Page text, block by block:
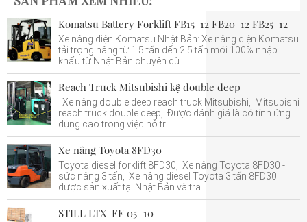
Komatsu Battery Forklift FB15-12 FB20-12 FB25-12
Xe nâng điện Komatsu Nhật Bản: Xe nâng điện Komatsu
tải trọng nâng từ 1.5 tấn đến 2.5 tấn mới 100% nhập
khẩu từ Nhật Bản chuyên dù...
Reach Truck Mitsubishi kệ double deep
Xe nâng double deep reach truck Mitsubishi, Mitsubishi
reach truck double deep, Được đánh giá là có tính ứng
dụng cao trong việc hỗ tr...
Xe nâng Toyota 8FD30
Toyota diesel forklift 8FD30, Xe nâng Toyota 8FD30 -
sức nâng 3 tấn, Xe nâng diesel Toyota 3 tấn 8FD30
được sản xuất tại Nhật Bản và tra...
STILL LTX-FF 05–10